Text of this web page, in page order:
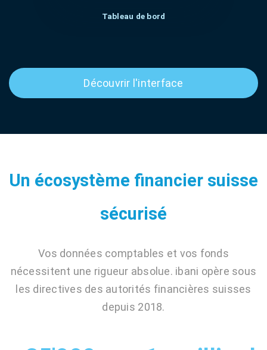
Tableau de bord
Découvrir l'interface
Un écosystème financier suisse
sécurisé
Vos données comptables et vos fonds
nécessitent une rigueur absolue. ibani opère sous
les directives des autorités financières suisses
depuis 2018.